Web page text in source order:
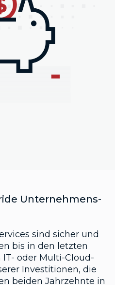
Unternehmens-
sind sicher und
bis in den letzten
oder Multi-Cloud-
Investitionen, die
beiden Jahrzehnte in